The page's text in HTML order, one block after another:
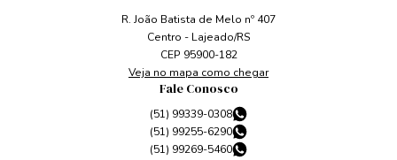
R. João Batista de Melo nº 407
Centro - Lajeado/RS
CEP 95900-182
Veja no mapa como chegar
Fale Conosco
(51) 99339-0308
(51) 99255-6290
(51) 99269-5460